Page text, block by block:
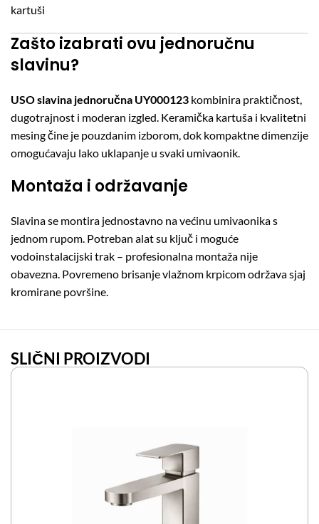
kartuši
Zašto izabrati ovu jednoručnu
slavinu?
USO slavina jednoručna UY000123 kombinira praktičnost,
dugotrajnost i moderan izgled. Keramička kartuša i kvalitetni
mesing čine je pouzdanim izborom, dok kompaktne dimenzije
omogućavaju lako uklapanje u svaki umivaonik.
Montaža i održavanje
Slavina se montira jednostavno na većinu umivaonika s
jednom rupom. Potreban alat su ključ i moguće
vodoinstalacijski trak – profesionalna montaža nije
obavezna. Povremeno brisanje vlažnom krpicom održava sjaj
kromirane površine.
SLIČNI PROIZVODI